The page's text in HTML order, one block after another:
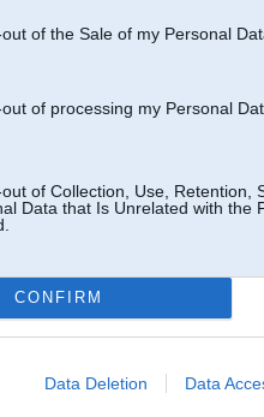
of the Sale of my Personal
of processing my Personal
of Collection, Use, Retention,
Data that Is Unrelated with the
CONFIRM
Data Deletion Data